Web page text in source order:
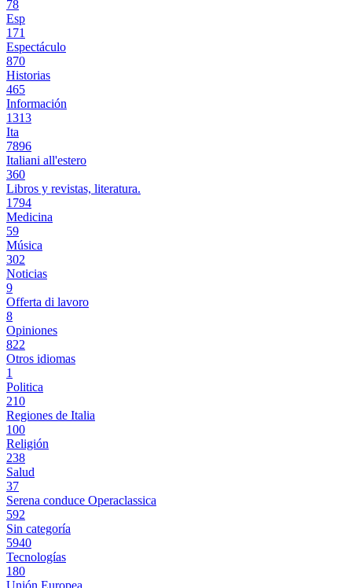
78
Esp
171
Espectáculo
870
Historias
465
Información
1313
Ita
7896
Italiani all'estero
360
Libros y revistas, literatura.
1794
Medicina
59
Música
302
Noticias
9
Offerta di lavoro
8
Opiniones
822
Otros idiomas
1
Politica
210
Regiones de Italia
100
Religión
238
Salud
37
Serena conduce Operaclassica
592
Sin categoría
5940
Tecnologías
180
Unión Europea